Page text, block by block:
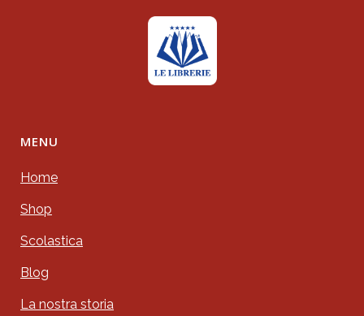
MENU
Home
Shop
Scolastica
Blog
La nostra storia